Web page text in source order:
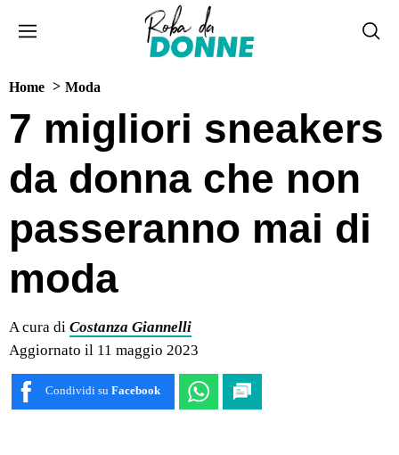
Home Moda
7 migliori sneakers
da donna che non
passeranno mai di
moda
A cura di Costanza Giannelli
Aggiornato il 11 maggio 2023
Condividi su Facebook